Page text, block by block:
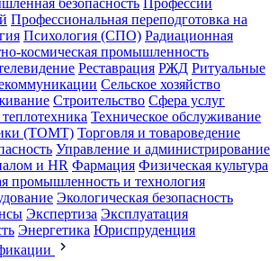
безопасность Профессии
Профессиональная переподготовка на
Психология (СПО) Радиационная
космическая промышленность
Реставрация РЖД Ритуальные
Сельское хозяйство
Строительство Сфера услуг
Техническое обслуживание
(ТОМТ) Торговля и товароведение
Управление и администрирование
и HR Фармация Физическая культура
промышленность и технология
Экологическая безопасность
Экспертиза Эксплуатация
Энергетика Юриспруденция